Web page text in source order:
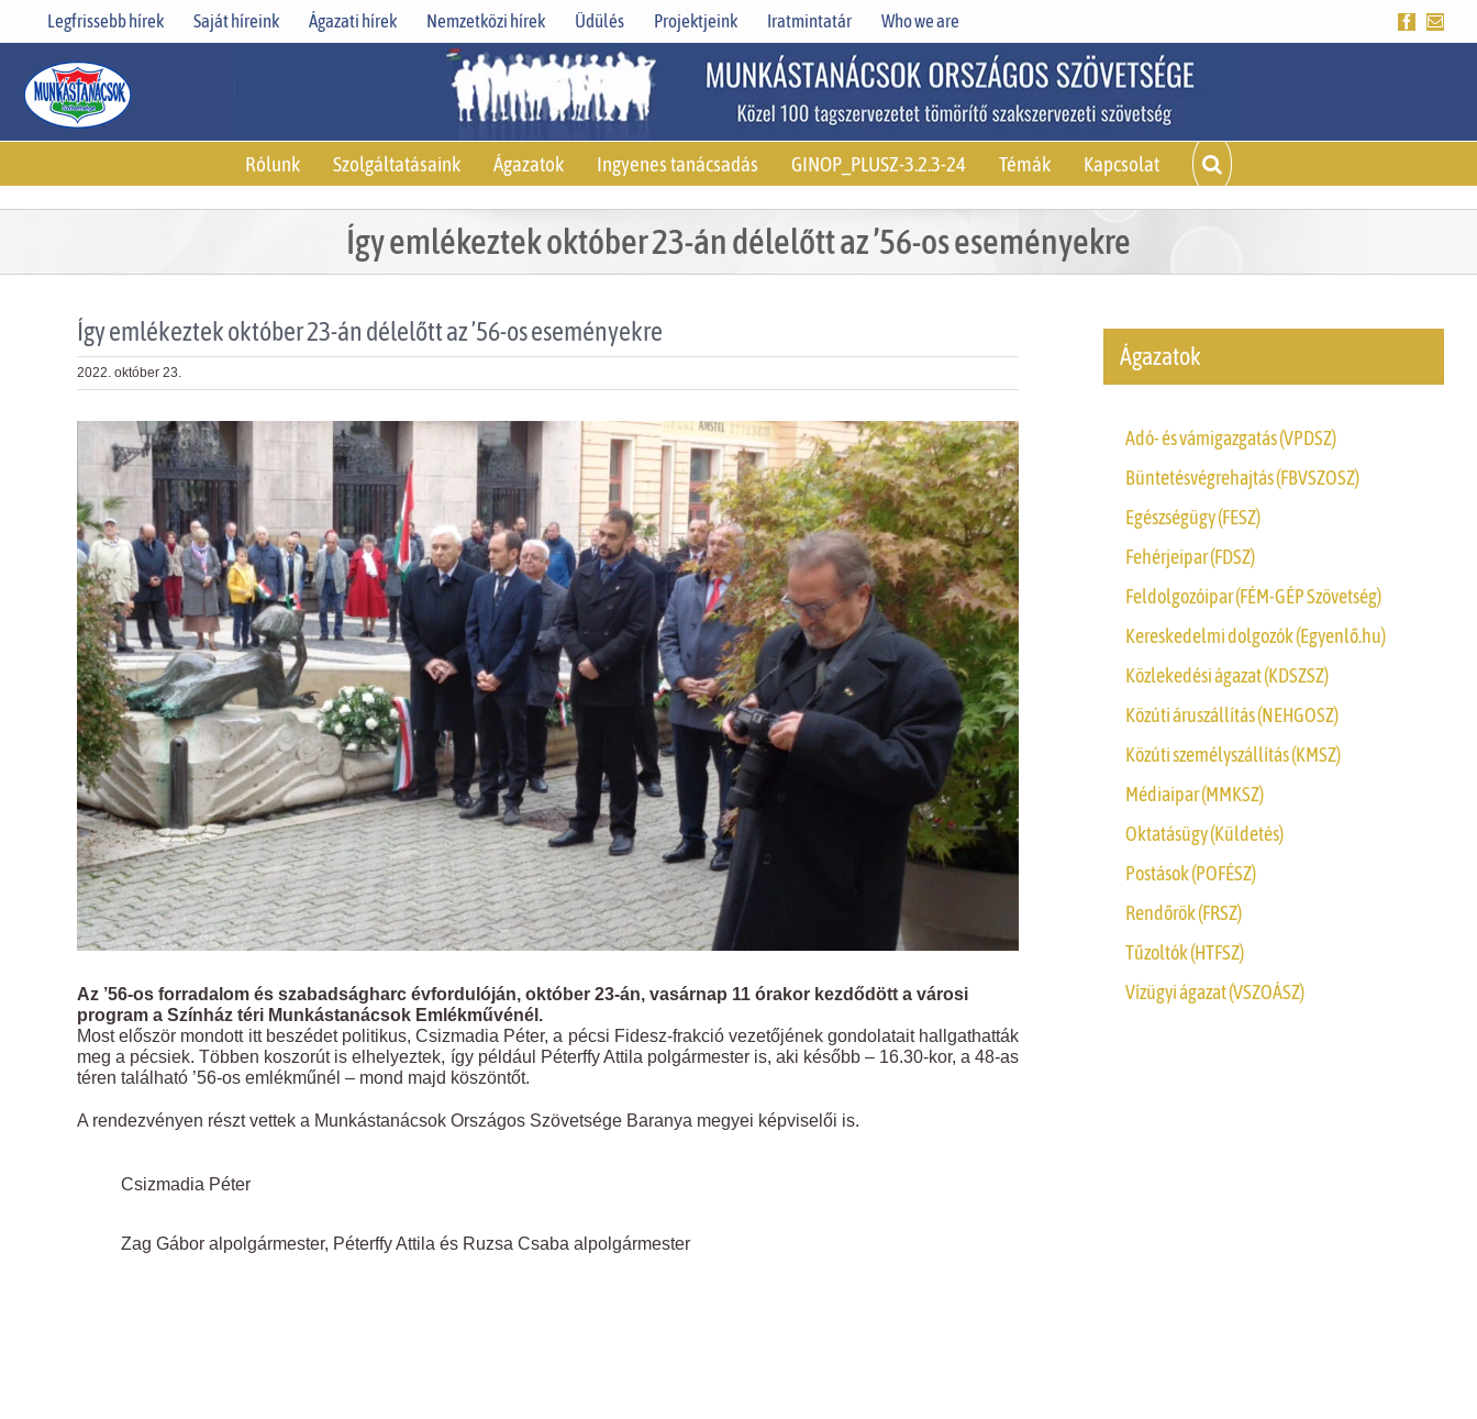
Legfrissebb hírek Saját híreink Ágazati hírek Nemzetközi hírek Üdülés Projektjeink Iratmintatár Who we are Facebook
Rólunk Szolgáltatásaink Ágazatok Ingyenes tanácsadás GINOP_PLUSZ-3.2.3-24 Témák Kapcsolat
Így emlékeztek október 23-án délelőtt az ’56-os eseményekre
Így emlékeztek október 23-án délelőtt az ’56-os eseményekre
2022. október 23.
View
Larger
Image
Az ’56-os forradalom és szabadságharc évfordulóján, október 23-án, vasárnap 11 órakor kezdődött a városi
program a Színház téri Munkástanácsok Emlékművénél.
Most először mondott itt beszédet politikus, Csizmadia Péter, a pécsi Fidesz-frakció vezetőjének gondolatait hallgathatták
meg a pécsiek. Többen koszorút is elhelyeztek, így például Péterffy Attila polgármester is, aki később – 16.30-kor, a 48-as
téren található ’56-os emlékműnél – mond majd köszöntőt.
A rendezvényen részt vettek a Munkástanácsok Országos Szövetsége Baranya megyei képviselői is.
Csizmadia Péter
Zag Gábor alpolgármester, Péterffy Attila és Ruzsa Csaba alpolgármester
Ágazatok
Adó- és vámigazgatás (VPDSZ)
Büntetésvégrehajtás (FBVSZOSZ)
Egészségügy (FESZ)
Fehérjeipar (FDSZ)
Feldolgozóipar (FÉM-GÉP Szövetség)
Kereskedelmi dolgozók (Egyenlő.hu)
Közlekedési ágazat (KDSZSZ)
Közúti áruszállítás (NEHGOSZ)
Közúti személyszállítás (KMSZ)
Médiaipar (MMKSZ)
Oktatásügy (Küldetés)
Postások (POFÉSZ)
Rendőrök (FRSZ)
Tűzoltók (HTFSZ)
Vízügyi ágazat (VSZOÁSZ)